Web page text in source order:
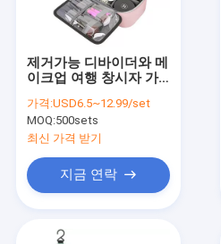
제거가능 디바이더와 메
이크업 여행 창시자 가
가격:USD6.5~12.99/set
MOQ:500sets
최신 가격 받기
지금 연락